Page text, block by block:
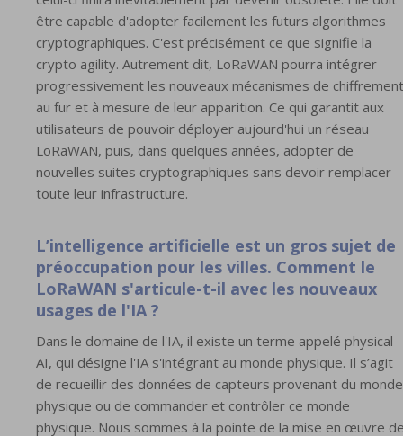
être capable d'adopter facilement les futurs algorithmes
cryptographiques. C'est précisément ce que signifie la
crypto agility. Autrement dit, LoRaWAN pourra intégrer
progressivement les nouveaux mécanismes de chiffrement
au fur et à mesure de leur apparition. Ce qui garantit aux
utilisateurs de pouvoir déployer aujourd'hui un réseau
LoRaWAN, puis, dans quelques années, adopter de
nouvelles suites cryptographiques sans devoir remplacer
toute leur infrastructure.
L’intelligence artificielle est un gros sujet de
préoccupation pour les villes. Comment le
LoRaWAN s'articule-t-il avec les nouveaux
usages de l'IA ?
Dans le domaine de l'IA, il existe un terme appelé physical
AI, qui désigne l'IA s'intégrant au monde physique. Il s’agit
de recueillir des données de capteurs provenant du monde
physique ou de commander et contrôler ce monde
physique. Nous sommes à la pointe de la mise en œuvre